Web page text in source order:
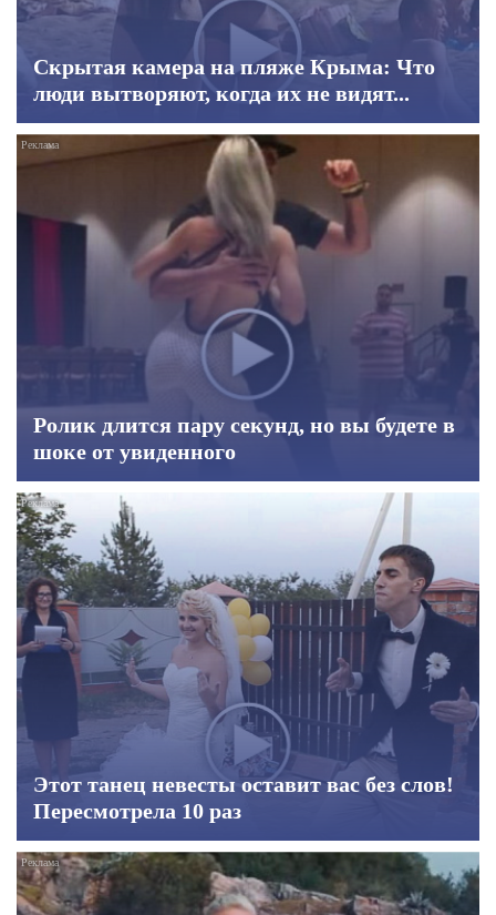
Скрытая камера на пляже Крыма: Что
люди вытворяют, когда их не видят...
Ролик длится пару секунд, но вы будете в
шоке от увиденного
Этот танец невесты оставит вас без слов!
Пересмотрела 10 раз